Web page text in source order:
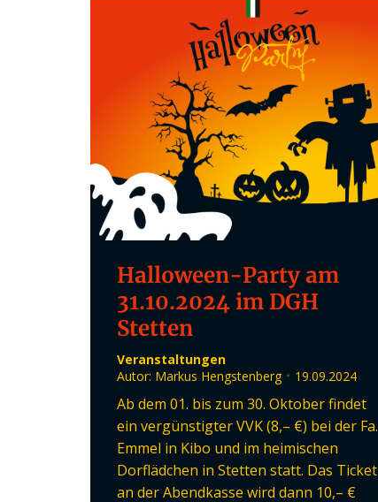
Halloween-Party am
31.10.2024 im DGH
Stetten
Veranstaltungen
Autor: Markus Hengstenberg 19.09.2024
Ab dem 01. bis zum 30. Oktober findet
ein vergünstigter VVK (8,– €) bei der Fa.
Emmel in Kibo und im heimischen
Dorflädchen in Stetten statt. Das Ticket
an der Abendkasse wird dann 10,– €